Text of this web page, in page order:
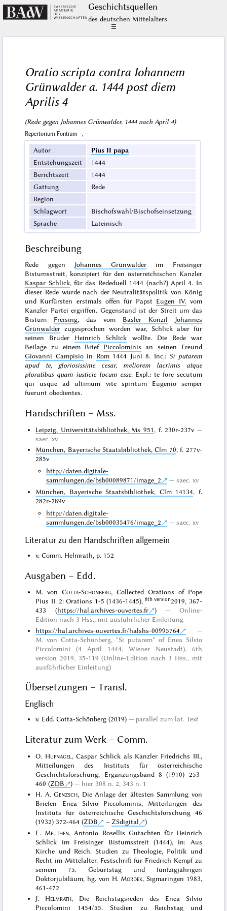
Geschichts­quellen
des deutschen Mittelalters
☰
Oratio scripta contra Iohannem
Grünwalder a. 1444 post diem
Aprilis 4
(Rede gegen Johannes Grünwalder, 1444 nach April 4)
Repertorium Fontium –, –
Autor
Pius II papa
Entstehungszeit
1444
Berichtszeit
1444
Gattung
Rede
Region
Schlagwort
Bischofswahl/Bischofseinsetzung
Sprache
Lateinisch
Beschreibung
Rede gegen Johannes Grünwalder im Freisinger
Bistumsstreit, konzipiert für den österreichischen Kanzler
Kaspar Schlick, für das Rededuell 1444 (nach?) April 4. In
dieser Rede wurde nach der Neutralitätspolitik von König
und Kurfürsten erstmals offen für Papst Eugen IV.vom
Kanzler Partei ergriffen. Gegenstand ist der Streit um das
Bistum Freising, das vom Basler Konzil
Johannes
Grünwalder zugesprochen worden war, Schlick aber für
seinen Bruder Heinrich Schlick wollte. Die Rede war
Beilage zu einem Brief Piccolominis an seinen Freund
Giovanni Campisioin Rom1444 Juni 8. Inc.:Si putarem
apud te, gloriosissime cesar, meliorem lacrimis atque
ploratibus quam iusticie locum esse. Expl.: te fore secutum
qui usque ad ultimum vite spiritum Eugenio semper
fuerunt obedientes.
Handschriften – Mss.
Leipzig, Universitätsbibliothek, Ms 951 , f. 230r-237v
saec. xv
München, Bayerische Staatsbibliothek, Clm 70, f. 277v-
285v
http://daten.digitale-
sammlungen.de/bsb00089871/image_2
saec. xv
München, Bayerische Staatsbibliothek, Clm 14134, f.
282r-289v
http://daten.digitale-
sammlungen.de/bsb00035476/image_2
saec. xv
Literatur zu den Handschriften allgemein
v. Comm. Helmrath, p. 152
Ausgaben – Edd.
M. vonCotta-Schönberg, Collected Orations of Pope
Pius II. 2: Orations 1-5 (1436-1445),8th version2019, 367-
433 (https://hal.archives-ouvertes.fr )
Online-
Edition nach 3 Hss., mit ausführlicher Einleitung
https://hal.archives-ouvertes.fr/halshs-00995764
M. von Cotta-Schönberg, "Si putarem" of Enea Silvio
Piccolomini (4 April 1444, Wiener Neustadt), 6th
version 2019, 35-119 (Online-Edition nach 3 Hss., mit
ausführlicher Einleitung)
Übersetzungen – Transl.
Englisch
v. Edd. Cotta-Schönberg (2019) parallel zum lat. Text
Literatur zum Werk – Comm.
O. Hufnagel , Caspar Schlick als Kanzler Friedrichs III.,
Mitteilungen des Instituts für österreichische
Geschichtsforschung, Ergänzungsband 8 (1910) 253-
460 (ZDB )
hier 308 n. 2, 343 n. 1
H. A.Genzsch, Die Anlage der ältesten Sammlung von
Briefen Enea Silvio Piccolominis, Mitteilungen des
Instituts für österreichische Geschichtsforschung 46
(1932) 372-464 (ZDB – ZSdigital
)
E. Meuthen, Antonio Rosellis Gutachten für Heinrich
Schlick im Freisinger Bistumsstreit (1444), in: Aus
Kirche und Reich. Studien zu Theologie, Politik und
Recht im Mittelalter. Festschrift für Friedrich Kempf zu
seinem 75. Geburtstag und fünfzigjährigen
Doktorjubiläum, hg. von H. Mordek, Sigmaringen 1983,
461-472
J. Helmrath, Die Reichstagsreden des Enea Silvio
Piccolomini 1454/55. Studien zu Reichstag und